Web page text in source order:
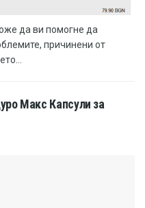
да ви помогне да
причинени от
Макс Капсули за